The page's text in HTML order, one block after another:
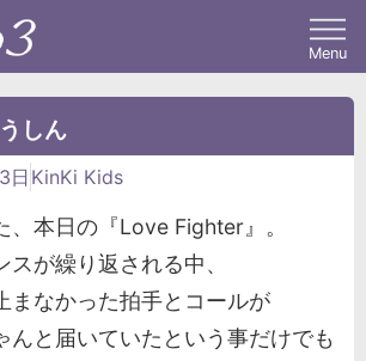
Menu
しん
日 KinKi Kids
、本日の『Love Fighter』。
が繰り返される中、
まなかった拍手とコールが
んと届いていたという事だけでも